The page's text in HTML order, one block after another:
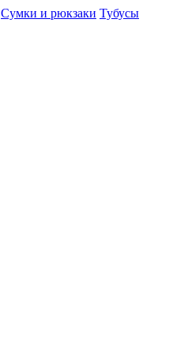
Сумки и рюкзаки Тубусы